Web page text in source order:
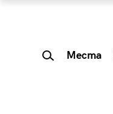
Места